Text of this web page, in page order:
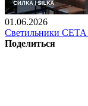
01.06.2026
Светильники СЕТА
Поделиться